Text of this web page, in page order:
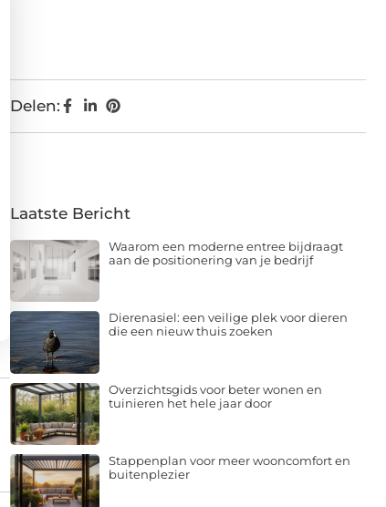
Delen:
Laatste Bericht
Waarom een moderne entree bijdraagt
aan de positionering van je bedrijf
Dierenasiel: een veilige plek voor dieren
die een nieuw thuis zoeken
Overzichtsgids voor beter wonen en
tuinieren het hele jaar door
Stappenplan voor meer wooncomfort en
buitenplezier